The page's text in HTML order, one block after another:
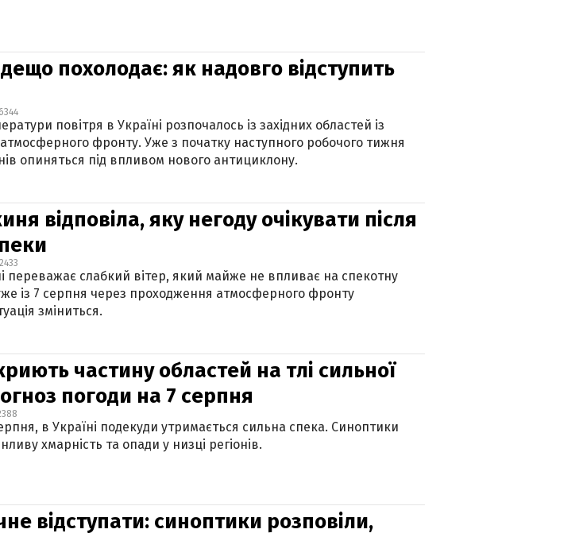
дещо похолодає: як надовго відступить
6344
повітря в Україні розпочалось із західних областей із
фронту. Уже з початку наступного робочого тижня
опиняться під впливом нового антициклону.
відповіла, яку негоду очікувати після
2433
переважає слабкий вітер, який майже не впливає на спекотну
із 7 серпня через проходження атмосферного фронту
зміниться.
частину областей на тлі сильної
погоди на 7 серпня
в Україні подекуди утримається сильна спека. Синоптики
хмарність та опади у низці регіонів.
відступати: синоптики розповіли,